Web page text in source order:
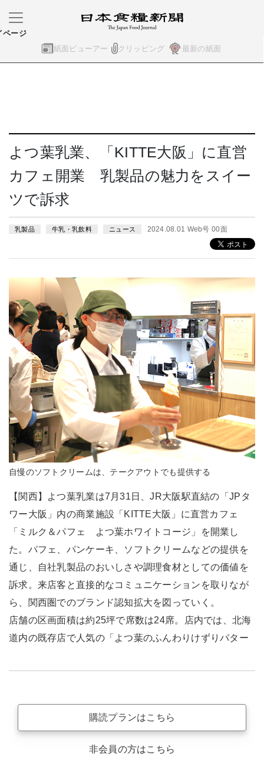
紙面ビューアー クリッピング 最新の紙面
ページ
よつ葉乳業、「KITTE大阪」に直営
カフェ開業 乳製品の魅力をスイー
ツで訴求
乳製品 牛乳・乳飲料 ニュース 2024.08.01 Web号 00面
自慢のソフトクリームは、テークアウトでも提供する
【関西】よつ葉乳業は7月31日、JR大阪駅直結の「JPタ
ワー大阪」内の商業施設「KITTE大阪」に直営カフェ
「ミルク＆パフェ よつ葉ホワイトコージ」を開業し
た。パフェ、パンケーキ、ソフトクリームなどの提供を
通じ、自社乳製品のおいしさや調理食材としての価値を
訴求。来店客と直接的なコミュニケーションを取りなが
ら、関西圏でのブランド認知拡大を図っていく。
店舗の区画面積は約25坪で席数は24席。店内では、北海
道内の既存店で人気の「よつ葉のふんわりけずりバター
購読プランはこちら
非会員の方はこちら